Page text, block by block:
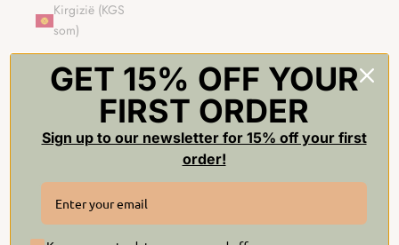
Kirgizië (KGS
som)
£)
afgelegen
Koeweit (GBP
GET 15% OFF YOUR
FIRST ORDER
Sign up to our newsletter for 15% off your first
order!